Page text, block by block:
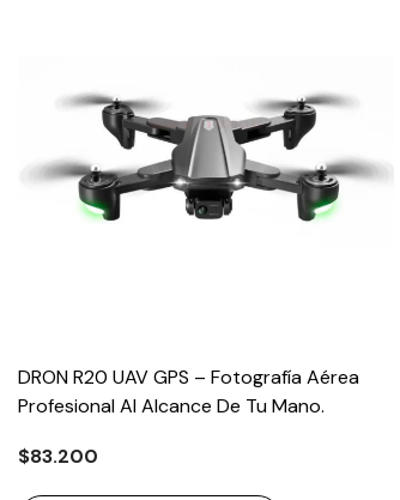
DRON R20 UAV GPS – Fotografía Aérea
Profesional Al Alcance De Tu Mano.
$83.200